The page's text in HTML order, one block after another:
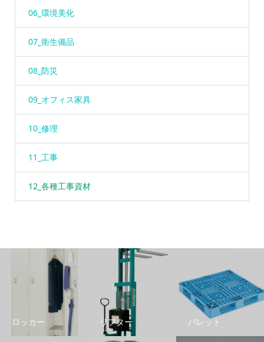
06_環境美化
07_衛生備品
08_防災
09_オフィス家具
10_修理
11_工事
12_各種工事資材
ロッカー リフター パレット